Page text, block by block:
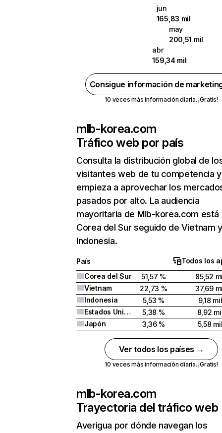
jun
165,83 mil
may
200,51 mil
abr
159,34 mil
Consigue información de
10 veces más información diaria. ¡Gratis!
mlb-korea.com
Tráfico web por país
Consulta la distribución global de
visitantes web de tu competencia y
empieza a aprovechar los
pasados por alto. La audiencia
mayoritaria de Mlb-korea.com está
Corea del Sur seguido de Vietnam y
Indonesia.
País
Todos los
Corea del Sur
51,57 %
85,52
Vietnam
22,73 %
37,69
Indonesia
5,53 %
9,18 mil
Estados Unidos
5,38 %
8,92
Japón
3,36 % 5,58
Ver todos los países →
10 veces más información diaria. ¡Gratis!
mlb-korea.com
Trayectoria del tráfico web
Averigua por dónde navegan los